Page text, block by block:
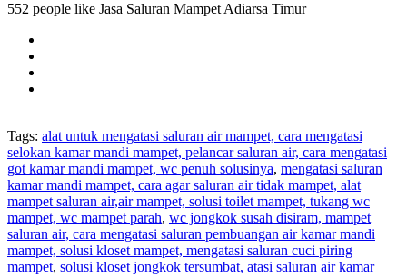
552 people like Jasa Saluran Mampet Adiarsa Timur
Tags: alat untuk mengatasi saluran air mampet, cara mengatasi
selokan kamar mandi mampet, pelancar saluran air, cara mengatasi
got kamar mandi mampet, wc penuh solusinya, mengatasi saluran
kamar mandi mampet, cara agar saluran air tidak mampet, alat
mampet saluran air,air mampet, solusi toilet mampet, tukang wc
mampet, wc mampet parah, wc jongkok susah disiram, mampet
saluran air, cara mengatasi saluran pembuangan air kamar mandi
mampet, solusi kloset mampet, mengatasi saluran cuci piring
mampet, solusi kloset jongkok tersumbat, atasi saluran air kamar